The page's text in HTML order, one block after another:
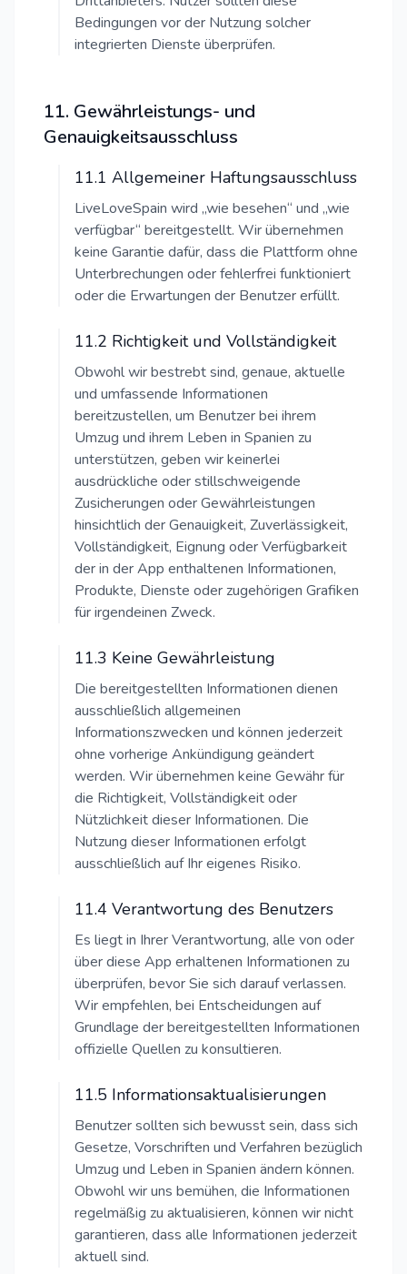
Bedingungen vor der Nutzung solcher
integrierten Dienste überprüfen.
11. Gewährleistungs- und
Genauigkeitsausschluss
11.1 Allgemeiner Haftungsausschluss
LiveLoveSpain wird „wie besehen“ und „wie
verfügbar“ bereitgestellt. Wir übernehmen
keine Garantie dafür, dass die Plattform ohne
Unterbrechungen oder fehlerfrei funktioniert
oder die Erwartungen der Benutzer erfüllt.
11.2 Richtigkeit und Vollständigkeit
Obwohl wir bestrebt sind, genaue, aktuelle
und umfassende Informationen
bereitzustellen, um Benutzer bei ihrem
Umzug und ihrem Leben in Spanien zu
unterstützen, geben wir keinerlei
ausdrückliche oder stillschweigende
Zusicherungen oder Gewährleistungen
hinsichtlich der Genauigkeit, Zuverlässigkeit,
Vollständigkeit, Eignung oder Verfügbarkeit
der in der App enthaltenen Informationen,
Produkte, Dienste oder zugehörigen Grafiken
für irgendeinen Zweck.
11.3 Keine Gewährleistung
Die bereitgestellten Informationen dienen
ausschließlich allgemeinen
Informationszwecken und können jederzeit
ohne vorherige Ankündigung geändert
werden. Wir übernehmen keine Gewähr für
die Richtigkeit, Vollständigkeit oder
Nützlichkeit dieser Informationen. Die
Nutzung dieser Informationen erfolgt
ausschließlich auf Ihr eigenes Risiko.
11.4 Verantwortung des Benutzers
Es liegt in Ihrer Verantwortung, alle von oder
über diese App erhaltenen Informationen zu
überprüfen, bevor Sie sich darauf verlassen.
Wir empfehlen, bei Entscheidungen auf
Grundlage der bereitgestellten Informationen
offizielle Quellen zu konsultieren.
11.5 Informationsaktualisierungen
Benutzer sollten sich bewusst sein, dass sich
Gesetze, Vorschriften und Verfahren bezüglich
Umzug und Leben in Spanien ändern können.
Obwohl wir uns bemühen, die Informationen
regelmäßig zu aktualisieren, können wir nicht
garantieren, dass alle Informationen jederzeit
aktuell sind.